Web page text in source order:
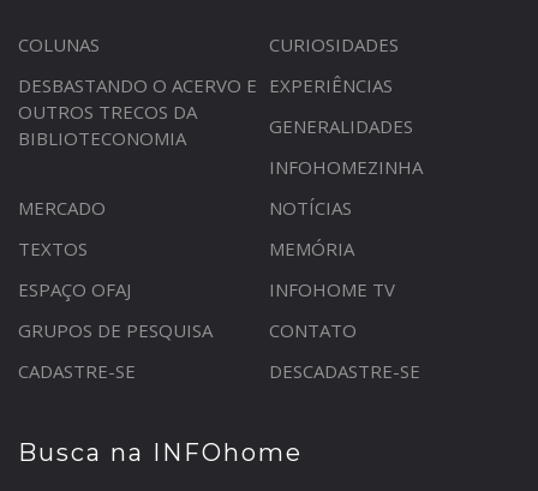
COLUNAS
CURIOSIDADES
DESBASTANDO O ACERVO E
OUTROS TRECOS DA
BIBLIOTECONOMIA
EXPERIÊNCIAS
GENERALIDADES
INFOHOMEZINHA
MERCADO
NOTÍCIAS
TEXTOS
MEMÓRIA
ESPAÇO OFAJ
INFOHOME TV
GRUPOS DE PESQUISA
CONTATO
CADASTRE-SE
DESCADASTRE-SE
Busca na INFOhome